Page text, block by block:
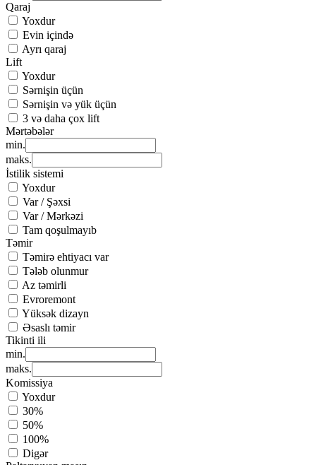
Qaraj
Yoxdur
Evin içində
Ayrı qaraj
Lift
Yoxdur
Sərnişin üçün
Sərnişin və yük üçün
3 və daha çox lift
Mərtəbələr
min.
maks.
İstilik sistemi
Yoxdur
Var / Şəxsi
Var / Mərkəzi
Tam qoşulmayıb
Təmir
Təmirə ehtiyacı var
Tələb olunmur
Az təmirli
Evroremont
Yüksək dizayn
Əsaslı təmir
Tikinti ili
min.
maks.
Komissiya
Yoxdur
30%
50%
100%
Digər